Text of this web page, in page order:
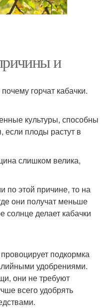
и
горчат кабачки.
культуры, способны
если плоды растут в
слишком велика,
по этой причине, то на
они получат меньше
солнце делает кабачки
подкормка
удобрениями.
они не требуют
всего удобрять